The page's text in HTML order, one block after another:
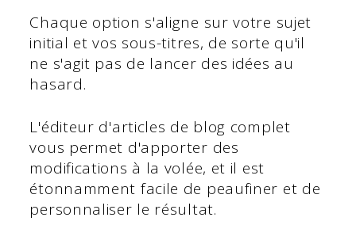
Chaque option s'aligne sur votre sujet
initial et vos sous-titres, de sorte qu'il
ne s'agit pas de lancer des idées au
hasard.
L'éditeur d'articles de blog complet
vous permet d'apporter des
modifications à la volée, et il est
étonnamment facile de peaufiner et de
personnaliser le résultat.